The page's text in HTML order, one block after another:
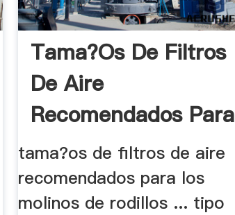
Tama?os De Filtros
De Aire
Recomendados Para
Los .
tama?os de filtros de aire
recomendados para los
molinos de rodillos ... tipo